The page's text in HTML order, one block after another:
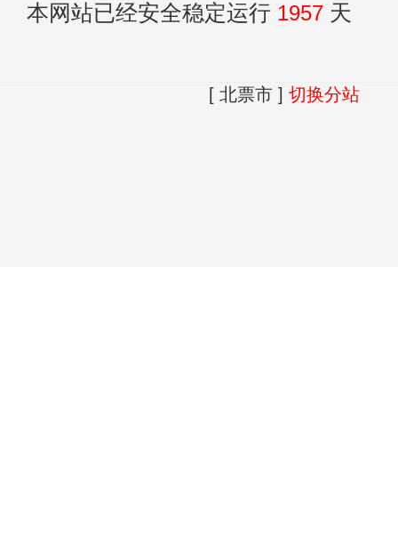
本网站已经安全稳定运行 1957 天
[ 北票市 ] 切换分站